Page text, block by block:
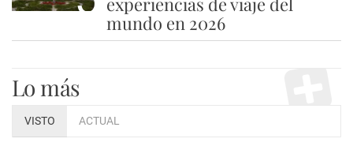
mundo en 2026
Lo más
VISTO ACTUAL